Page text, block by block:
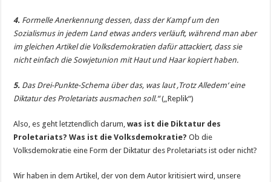
4. Formelle Anerkennung dessen, dass der Kampf um den
Sozialismus in jedem Land etwas anders verläuft, während man aber
im gleichen Artikel die Volksdemokratien dafür attackiert, dass sie
nicht einfach die Sowjetunion mit Haut und Haar kopiert haben.
5. Das Drei-Punkte-Schema über das, was laut ‚Trotz Alledem‘ eine
Diktatur des Proletariats ausmachen soll.“(„Replik“)
Also, es geht letztendlich darum,was ist die Diktatur des
Proletariats? Was ist die Volksdemokratie?Ob die
Volksdemokratie eine Form der Diktatur des Proletariats ist oder nicht?
Wir haben in dem Artikel, der von dem Autor kritisiert wird, unsere